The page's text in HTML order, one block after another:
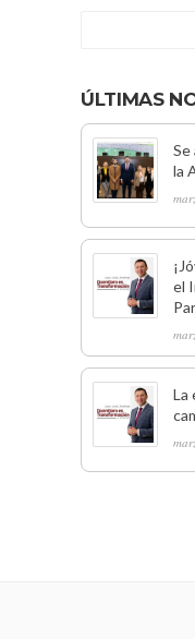
ÚLTIMAS
Se
la
el
La